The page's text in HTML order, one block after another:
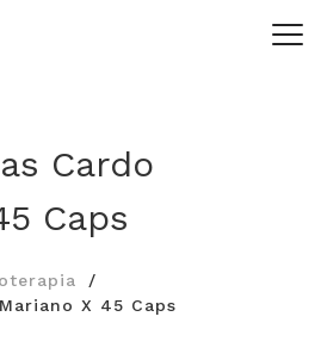
Cardo
Caps
X 45 Caps